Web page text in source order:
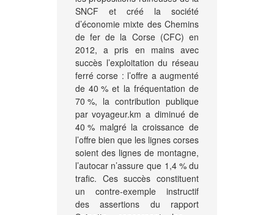
SNCF et créé la société
d’économie mixte des Chemins
de fer de la Corse (CFC) en
2012, a pris en mains avec
succès l’exploitation du réseau
ferré corse : l’offre a augmenté
de 40 % et la fréquentation de
70 %, la contribution publique
par voyageur.km a diminué de
40 % malgré la croissance de
l’offre bien que les lignes corses
soient des lignes de montagne,
l’autocar n’assure que 1,4 % du
trafic. Ces succès constituent
un contre-exemple instructif
des assertions du rapport